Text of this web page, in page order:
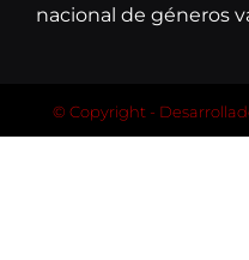
nacional de géneros
© Copyright -